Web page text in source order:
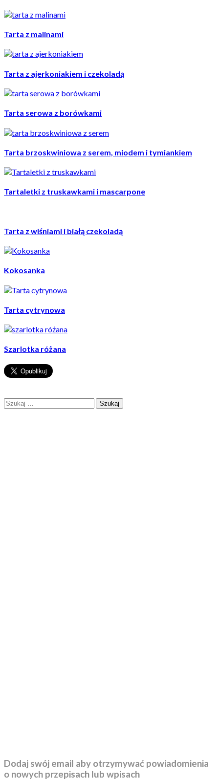
Tarta z malinami
Tarta z ajerkoniakiem i czekoladą
Tarta serowa z borówkami
Tarta brzoskwiniowa z serem, miodem i tymiankiem
Tartaletki z truskawkami i mascarpone
Tarta z wiśniami i białą czekoladą
Kokosanka
Tarta cytrynowa
Szarlotka różana
Szukaj:
Dodaj swój email aby otrzymywać powiadomienia
o nowych przepisach lub wpisach